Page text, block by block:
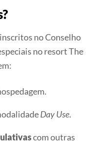
no Conselho
no resort The
Day Use.
com outras